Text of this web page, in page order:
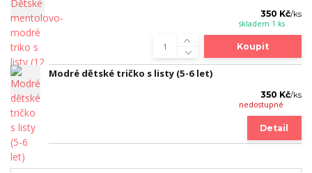
350 Kč/ks
skladem 1 ks
Koupit
Modré dětské tričko s listy (5-6 let)
350 Kč/ks
nedostupné
Detail